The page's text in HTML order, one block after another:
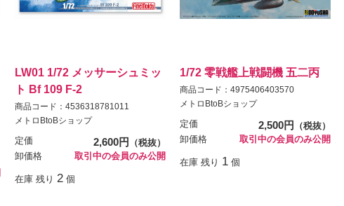
LW01 1/72 メッサーシュミッ
ト Bf 109 F-2
商品コード：4536318781011
メトロBtoBショップ
定価 2,600円
（税抜）
卸価格
取引中の会員のみ公開
在庫 残り 2 個
1/72 零戦艦上戦闘機 五二丙
商品コード：4975406403570
メトロBtoBショップ
定価 2,500円
（税抜）
卸価格
取引中の会員のみ公開
在庫 残り 1 個